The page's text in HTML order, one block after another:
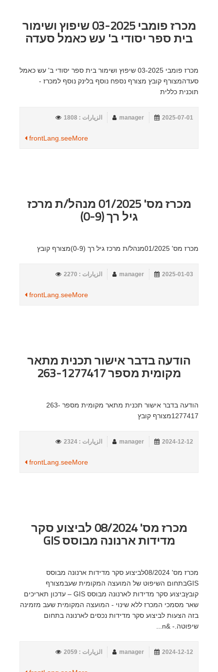
מכרז פומבי 03-2025 שיפוץ ושימור
בית ספר יסודי ב' עש כאמל סעדה
מכרז פומבי 03-2025 שיפוץ ושימור בית ספר יסודי ב' עש כאמל
סעדהמצורף קובץ מצורף נספח נוסף בלינק נוסף למכרז -
תוכנית כללית
2025-07-01
manager الزيارات : 1808
frontLang.seeMore
מכרז מס' 01/2025 מנהל/ת מרכז
גיל רך (0-9)
מכרז מס' 01/2025מנהל/ת מרכז גיל רך (0-9)מצורף קובץ
2025-01-03
manager الزيارات : 2270
frontLang.seeMore
הודעה בדבר אישור תכנית מתאר
מקומית מספר 263-1277417
הודעה בדבר אישור תכנית מתאר מקומית מספר 263-
1277417מצורף קובץ
2024-12-12
manager الزيارات : 2324
frontLang.seeMore
מכרז מס' 08/2024 לביצוע סקר
מדידות ארנונה מבוסס GIS
מכרז מס' 08/2024לביצוע סקר מדידות ארנונה מבוסס
GISבתחום השיפוט של המועצה המקומית שעבמצורף
קובץביצוע סקר מדידות לארנונה מבוסס GIS – עדכון תאריכים
שאר מסמכי המכרז ללא שינוי - המועצה המקומית שעב מזמינה
בזה הצעות לביצוע סקר מדידות נכסים לארנונה בתחום
שיפוטה.- &n...
2024-12-12
manager الزيارات : 2059